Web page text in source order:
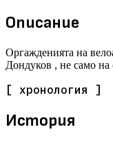
Описание
Оргажденията на
Дондуков , не само на
[ хронология ]
История